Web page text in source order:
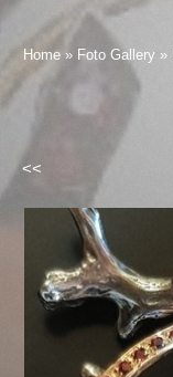
Home » Foto Gallery »
<<